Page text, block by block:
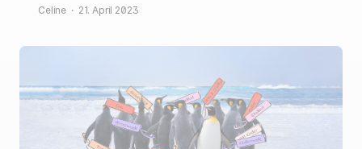
Celine · 21. April 2023